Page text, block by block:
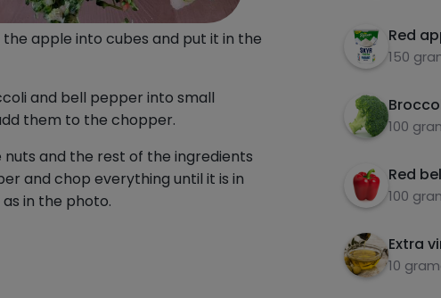
the apple into cubes and put it in the
and bell pepper into small
them to the chopper.
nuts and the rest of the ingredients
and chop everything until it is in
in the photo.
Red
150
100
Red
100
Extra
10